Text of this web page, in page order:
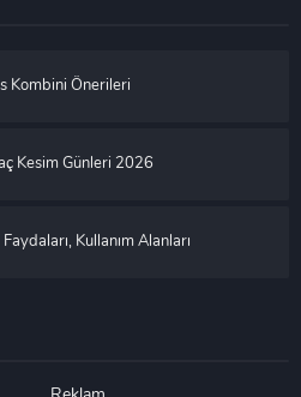
Kombini Önerileri
Kesim Günleri 2026
Kullanım Alanları